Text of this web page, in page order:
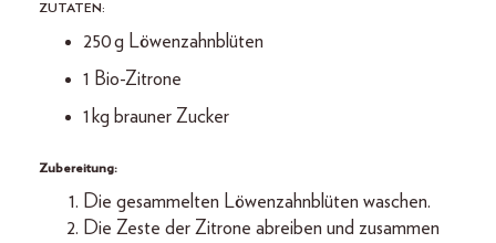
ZUTATEN:
250 g Löwenzahnblüten
1 Bio-Zitrone
1 kg brauner Zucker
Zubereitung:
Die gesammelten Löwenzahnblüten waschen.
Die Zeste der Zitrone abreiben und zusammen